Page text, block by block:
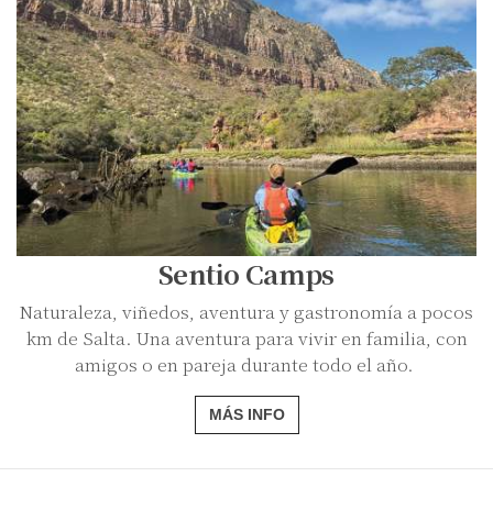
Sentio Camps
Naturaleza, viñedos, aventura y gastronomía a pocos
km de Salta. Una aventura para vivir en familia, con
amigos o en pareja durante todo el año.
MÁS INFO